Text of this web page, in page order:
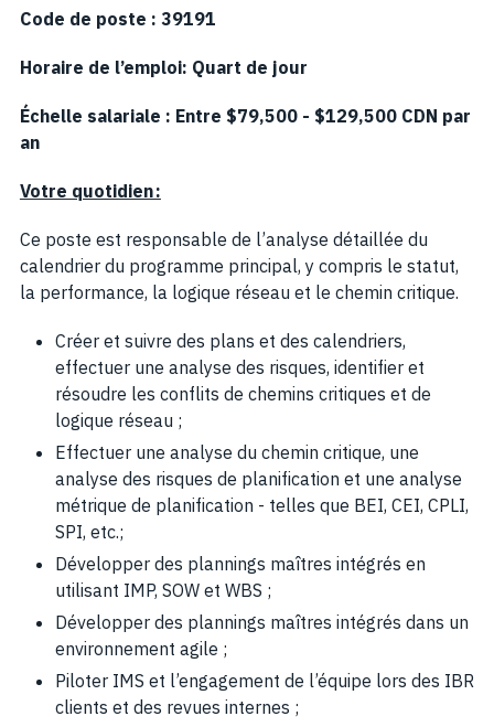
Code de poste : 39191
Horaire de l’emploi: Quart de jour
Échelle salariale : Entre $79,500 - $129,500 CDN par
an
Votre quotidien :
Ce poste est responsable de l’analyse détaillée du
calendrier du programme principal, y compris le statut,
la performance, la logique réseau et le chemin critique.
Créer et suivre des plans et des calendriers,
effectuer une analyse des risques, identifier et
résoudre les conflits de chemins critiques et de
logique réseau ;
Effectuer une analyse du chemin critique, une
analyse des risques de planification et une analyse
métrique de planification - telles que BEI, CEI, CPLI,
SPI, etc.;
Développer des plannings maîtres intégrés en
utilisant IMP, SOW et WBS ;
Développer des plannings maîtres intégrés dans un
environnement agile ;
Piloter IMS et l’engagement de l’équipe lors des IBR
clients et des revues internes ;